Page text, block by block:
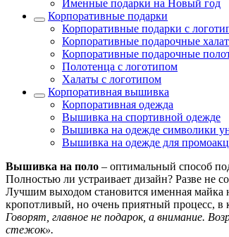
Именные подарки на Новый год
Корпоративные подарки
Корпоративные подарки с
Корпоративные подарочные
Корпоративные подарочные
Полотенца с логотипом
Халаты с логотипом
Корпоративная вышивка
Корпоративная одежда
Вышивка на спортивной одежде
Вышивка на одежде символики
Вышивка на одежде для
Вышивка на поло – оптимальный способ
Полностью ли устраивает дизайн? Разве не
Лучшим выходом становится именная майка
кропотливый, но очень приятный процесс, в
Говорят, главное не подарок, а внимание.
стежок».